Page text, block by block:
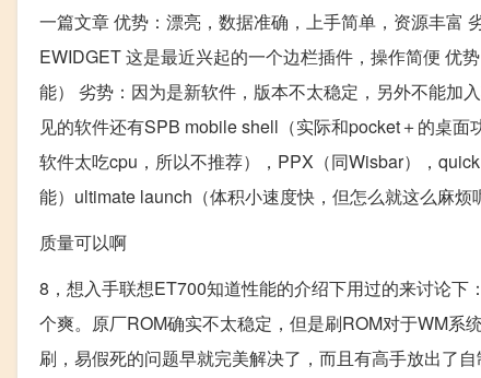
一篇文章 优势：漂亮，数据准确，上手简单，资源丰富
EWIDGET 这是最近兴起的一个边栏插件，操作简便 优
能） 劣势：因为是新软件，版本不太稳定，另外不能加
见的软件还有SPB mobile shell（实际和pocket＋的桌
软件太吃cpu，所以不推荐），PPX（同Wisbar），
能）ultimate launch（体积小速度快，但怎么就这么麻烦
质量可以啊
8，想入手联想ET700知道性能的介绍下用过的来讨论
个爽。原厂ROM确实不太稳定，但是刷ROM对于WM系
刷，易假死的问题早就完美解决了，而且有高手放出了